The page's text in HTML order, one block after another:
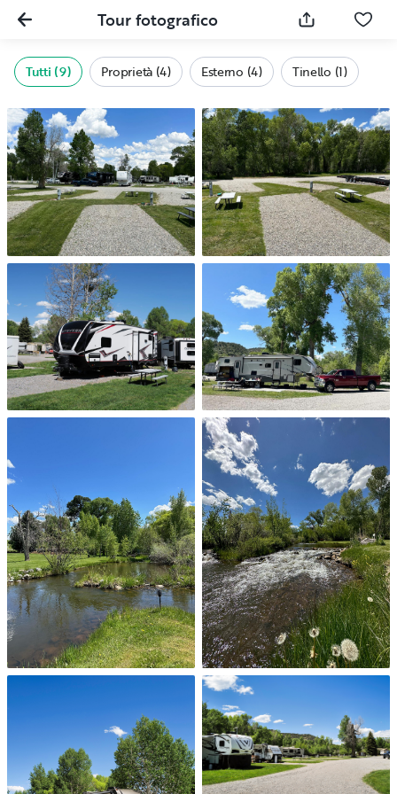
Tour fotografico
Tutti (9) Proprietà (4) Esterno (4) Tinello (1)